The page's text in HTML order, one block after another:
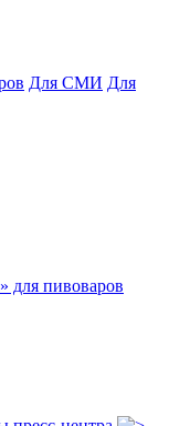
Для СМИ Для
для пивоваров